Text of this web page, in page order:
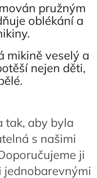
pružným
oblékání a
mikině veselý a
nejen děti,
tak, aby byla
s našimi
ji
jednobarevnými